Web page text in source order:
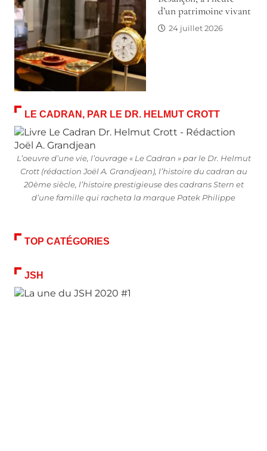
d’un patrimoine vivant
24 juillet 2026
LE CADRAN, PAR LE DR. HELMUT CROTT
L’oeuvre d’une vie, l’ouvrage « Le Cadran » par le Dr. Helmut
Crott (rédaction Joël A. Grandjean), l’histoire du cadran au
20ème siècle, l’histoire prestigieuse des cadrans Stern et
d’une famille qui racheta la marque Patek Philippe
TOP CATÉGORIES
JSH